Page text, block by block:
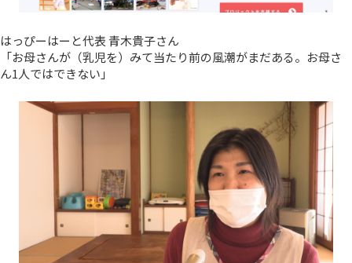
はっぴーはーと代表 青木貴子さん
「お母さんが（乳児を）みて当たり前の風潮がまだある。お母さ
ん1人ではできない」